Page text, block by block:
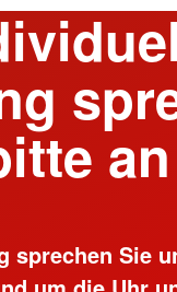
an
sprechen Sie